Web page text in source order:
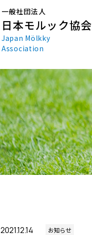
一般社団法人
日本モルック協会
Japan Mölkky
Association
2021.12.14 お知らせ